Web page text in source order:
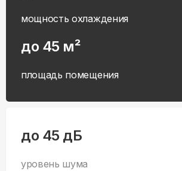
мощность охлаждения
до 45 м²
площадь помещения
до 45 дБ
уровень шума